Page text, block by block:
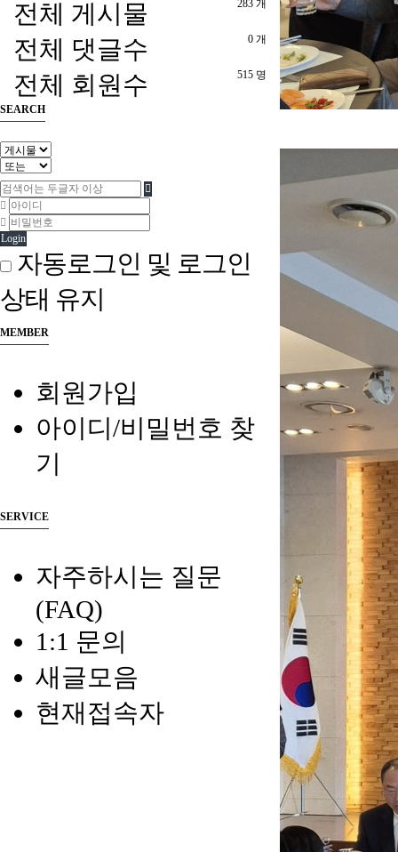
283 개
전체 게시물
0 개
전체 댓글수
515 명
전체 회원수
SEARCH
Login
자동로그인 및 로그인
상태 유지
MEMBER
회원가입
아이디/비밀번호 찾
기
SERVICE
자주하시는 질문
(FAQ)
1:1 문의
새글모음
현재접속자